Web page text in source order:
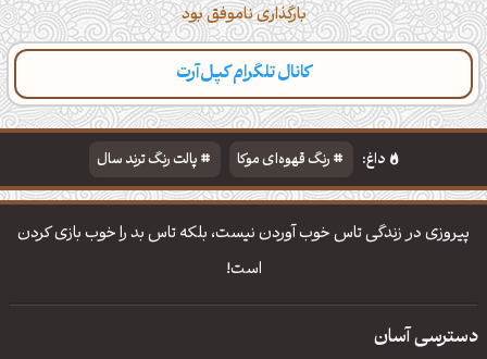
بارگذاری ناموفق بود
کانال تلگرام کپل‌آرت
دسته‌بندی مطالب تازه تایپوگرافی پالت‌ها
داغ: رنگ قهوه‌ای موکا
پالت رنگ ترند سال
دانلود والپیپر مذهبی
تایپوگرافی شعر مولانا
پیروزی در زندگی تاس خوب آوردن نیست، بلکه تاس بد را خوب بازی کردن
است!
دسترسی آسان